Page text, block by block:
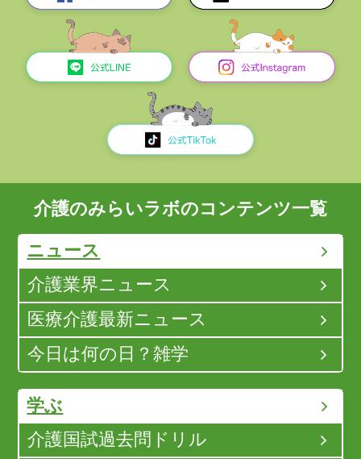
介護のみらいラボのコンテンツ一覧
ニュース
介護業界ニュース
医療介護最新ニュース
今日は何の日？雑学
学ぶ
介護国試過去問ドリル